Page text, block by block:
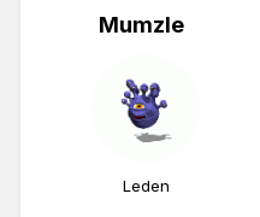
Mumzle
Leden